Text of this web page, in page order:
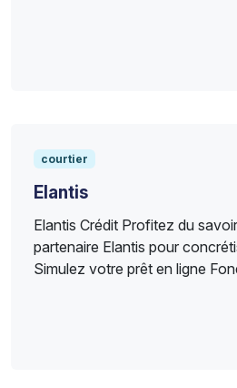
courtier
Elantis
Elantis Crédit Profitez du
partenaire Elantis pour
Simulez votre prêt en ligne